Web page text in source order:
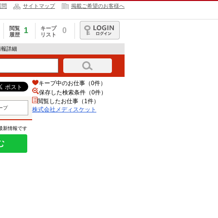
問 サイトマップ 掲載ご希望のお客様へ
閲覧
履歴
1
キープ
リスト
0
ログイン
詳細
プ
新情報です
キープ中のお仕事（0件）
保存した検索条件（0件）
閲覧したお仕事（1件）
株式会社メディスケット